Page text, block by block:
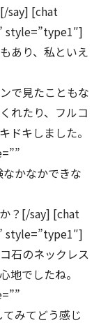
say] [chat
style=”type1″]
あり、私といえ
で見たこともな
れたり、フルコ
ドキしました。
かなかできな
？[/say] [chat
style=”type1″]
石のネックレス
地でしたね。
みてどう感じ